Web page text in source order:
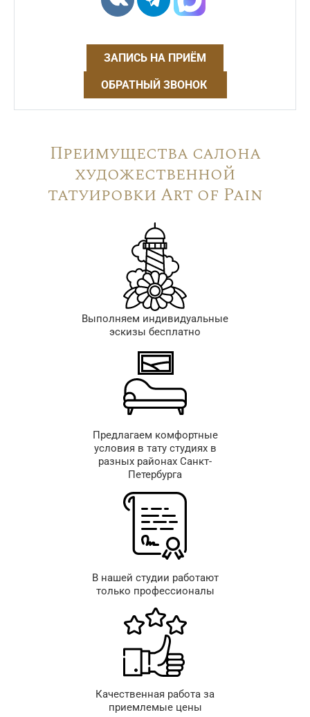
ЗАПИСЬ НА ПРИЁМ
ОБРАТНЫЙ ЗВОНОК
Преимущества салона
художественной
татуировки Art of Pain
Выполняем индивидуальные
эскизы бесплатно
Предлагаем комфортные
условия в тату студиях в
разных районах Санкт-
Петербурга
В нашей студии работают
только профессионалы
Качественная работа за
приемлемые цены